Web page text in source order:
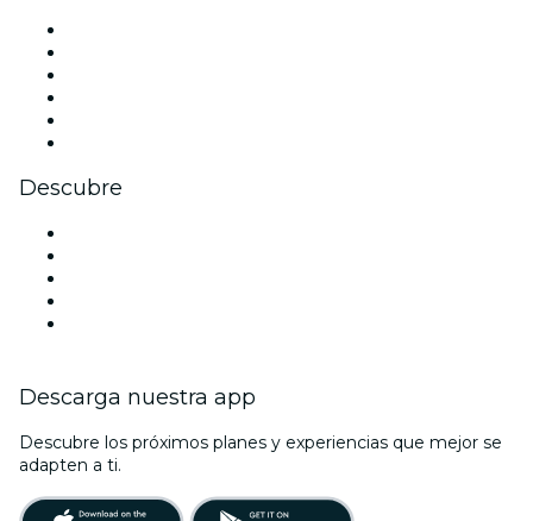
Descubre
Descarga nuestra app
Descubre los próximos planes y experiencias que mejor se
adapten a ti.